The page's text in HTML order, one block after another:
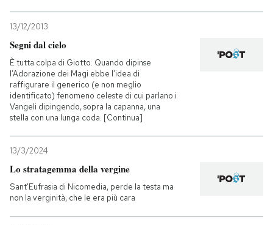
13/12/2013
Segni dal cielo
È tutta colpa di Giotto. Quando dipinse
l’Adorazione dei Magi ebbe l’idea di
raffigurare il generico (e non meglio
identificato) fenomeno celeste di cui parlano i
Vangeli dipingendo, sopra la capanna, una
stella con una lunga coda. [Continua]
13/3/2024
Lo stratagemma della vergine
Sant'Eufrasia di Nicomedia, perde la testa ma
non la verginità, che le era più cara